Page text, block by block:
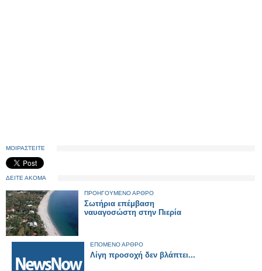
ΜΟΙΡΑΣΤΕΙΤΕ
ΔΕΙΤΕ ΑΚΟΜΑ
ΠΡΟΗΓΟΥΜΕΝΟ ΑΡΘΡΟ
Σωτήρια επέμβαση
ναυαγοσώστη στην Πιερία
ΕΠΟΜΕΝΟ ΑΡΘΡΟ
Λίγη προσοχή δεν βλάπτει...